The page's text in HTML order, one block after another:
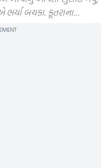
ભર્યા બચકા. કૂતરાના…